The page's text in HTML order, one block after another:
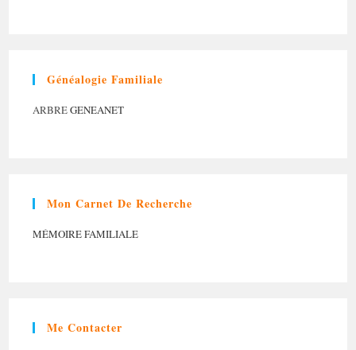
Généalogie Familiale
ARBREGENEANET
Mon Carnet De Recherche
MÉMOIRE FAMILIALE
Me Contacter